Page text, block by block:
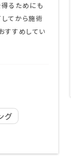
も
術
てい